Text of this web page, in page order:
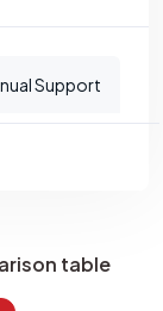
Support
table